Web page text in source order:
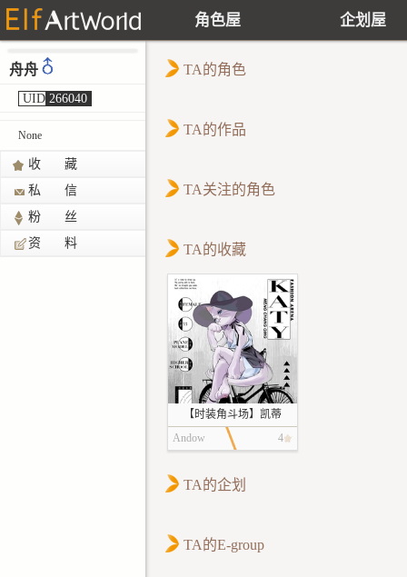
角色屋 企划屋
舟舟
UID 266040
None
收 藏
私 信
粉 丝
资 料
TA的角色
TA的作品
TA关注的角色
TA的收藏
【时装角斗场】凯蒂
Andow
4
TA的企划
TA的E-group